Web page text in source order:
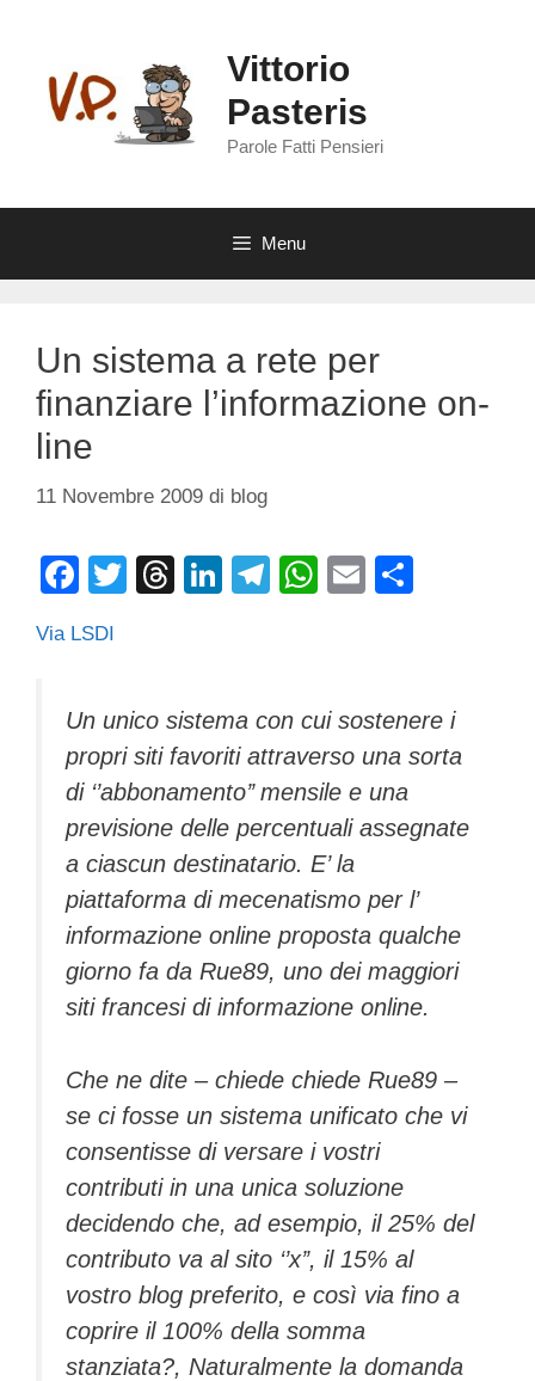
contenuto
Vittorio
Pasteris
Parole Fatti Pensieri
Menu
Un sistema a rete per
finanziare l’informazione on-
line
11 Novembre 2009 di blog
F
c
b
o
o
k
T
T
d
s
Li
dI
n
T
a
m
W
A
p
p
E
vi
di
Via LSDI
Un unico sistema con cui sostenere i
propri siti favoriti attraverso una sorta
di ‘’abbonamento’’ mensile e una
previsione delle percentuali assegnate
a ciascun destinatario. E’ la
piattaforma di mecenatismo per l’
informazione online proposta qualche
giorno fa da Rue89, uno dei maggiori
siti francesi di informazione online.
Che ne dite – chiede chiede Rue89 –
se ci fosse un sistema unificato che vi
consentisse di versare i vostri
contributi in una unica soluzione
decidendo che, ad esempio, il 25% del
contributo va al sito ‘’x’’, il 15% al
vostro blog preferito, e così via fino a
coprire il 100% della somma
stanziata?, Naturalmente la domanda